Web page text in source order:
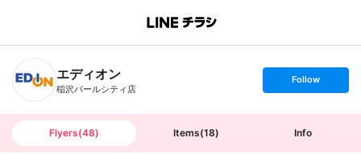
B
n
c
h
T
エディオン
稲沢パールシティ店
s
t
o
Follow
Flyers(48) Items(18) Info